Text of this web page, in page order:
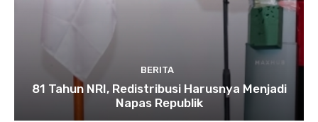
BERITA
81 Tahun NRI, Redistribusi Harusnya Menjadi
Napas Republik